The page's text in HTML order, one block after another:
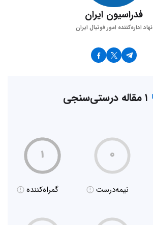
فدراسیون ایران
نهاد اداره‌کننده امور فوتبال ایران
۱ مقاله درستی‌سنجی
۰
نیمه‌درست
۱
گمراه‌کننده